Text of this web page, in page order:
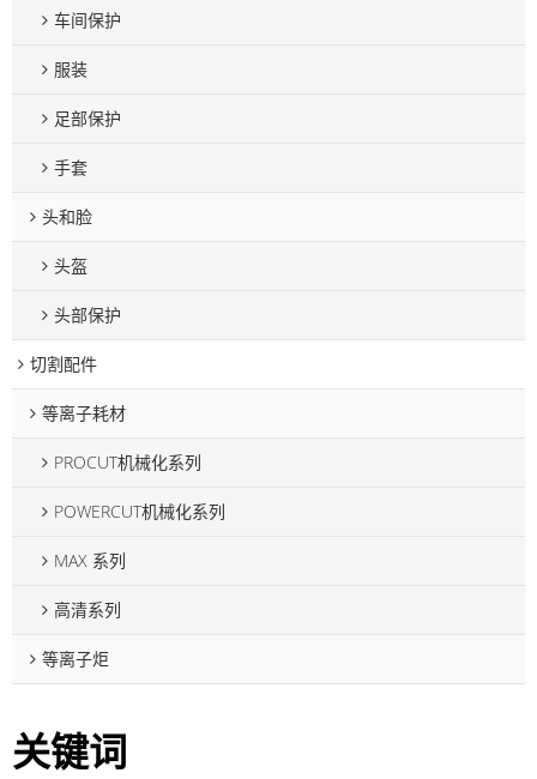
车间保护
服装
足部保护
手套
头和脸
头盔
头部保护
切割配件
等离子耗材
PROCUT机械化系列
POWERCUT机械化系列
MAX 系列
高清系列
等离子炬
关键词